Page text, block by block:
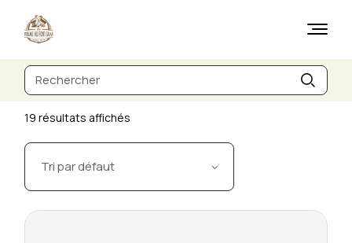
content
Recherche
de
:
19 résultats affichés
Tri par défaut